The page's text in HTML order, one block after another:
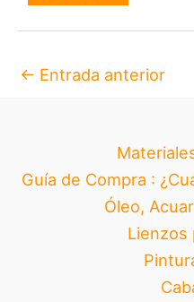
← Entrada anterior
Guía de Compra :
Óleo,
Lienzos